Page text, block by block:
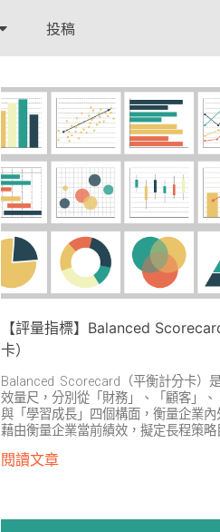
投稿
【評量指標】Balanced
卡）
Balanced Scorecard（平衡計分卡）
效量尺，分別從「財務」、「顧客」、
與「學習成長」四個構面，衡量企業
藉由衡量企業當前績效，擬定長程策略
閱讀文章